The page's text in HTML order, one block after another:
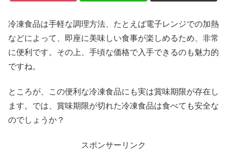
冷凍食品は手軽な調理方法、たとえば電子レンジでの加熱
などによって、即座に美味しい食事が楽しめるため、非常
に便利です。その上、手頃な価格で入手できるのも魅力的
ですね。
ところが、この便利な冷凍食品にも実は賞味期限が存在し
ます。では、賞味期限が切れた冷凍食品は食べても安全な
のでしょうか？
スポンサーリンク